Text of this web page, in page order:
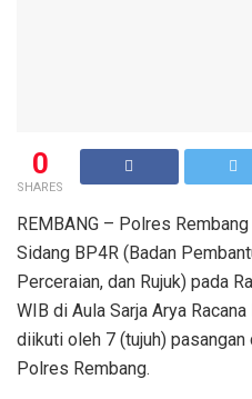
0
SHARES
REMBANG – Polres
Sidang BP4R (Badan
Perceraian, dan Rujuk) pada
WIB di Aula Sarja Arya
diikuti oleh 7 (tujuh)
Polres Rembang.